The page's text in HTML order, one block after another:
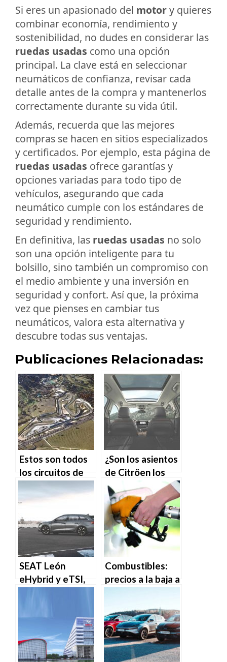
Si eres un apasionado del motory quieres
combinar economía, rendimiento y
sostenibilidad, no dudes en considerar las
ruedas usadas como una opción
principal. La clave está en seleccionar
neumáticos de confianza, revisar cada
detalle antes de la compra y mantenerlos
correctamente durante su vida útil.
Además, recuerda que las mejores
compras se hacen en sitios especializados
y certificados. Por ejemplo, esta página de
ruedas usadas ofrece garantías y
opciones variadas para todo tipo de
vehículos, asegurando que cada
neumático cumple con los estándares de
seguridad y rendimiento.
En definitiva, las ruedas usadas no solo
son una opción inteligente para tu
bolsillo, sino también un compromiso con
el medio ambiente y una inversión en
seguridad y confort. Así que, la próxima
vez que pienses en cambiar tus
neumáticos, valora esta alternativa y
descubre todas sus ventajas.
Publicaciones Relacionadas:
Estos son todos
los circuitos de
España
¿Son los asientos
de Citröen los
más cómodos del
mercado?
SEAT León
eHybrid y eTSI,
Combustibles:
precios a la baja a